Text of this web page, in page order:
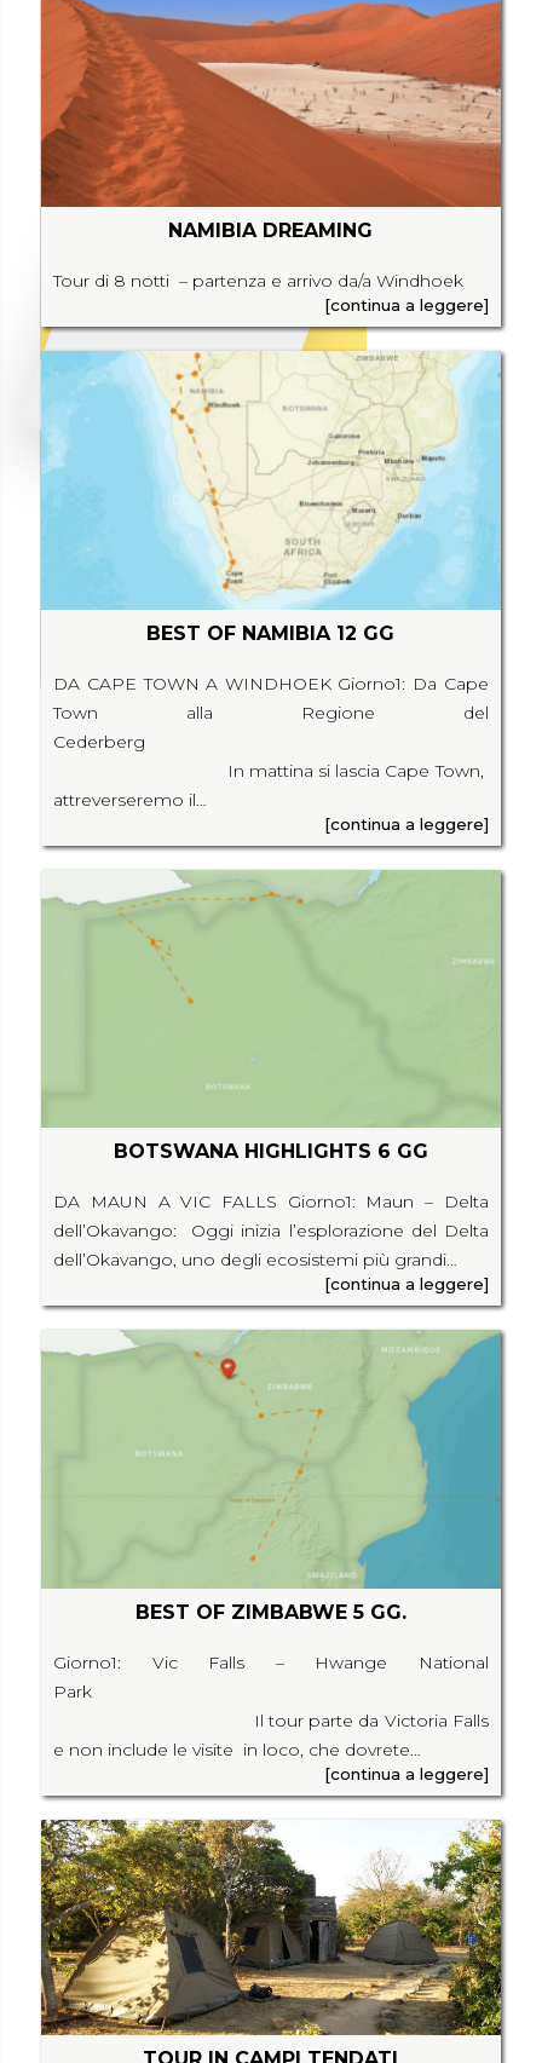
NAMIBIA DREAMING
Tour di 8 notti – partenza e arrivo da/a Windhoek
[continua a leggere]
BEST OF NAMIBIA 12 GG
DA CAPE TOWN A WINDHOEK Giorno1: Da Cape
Town alla Regione del
Cederberg
In mattina si lascia Cape Town,
attreverseremo il…
[continua a leggere]
BOTSWANA HIGHLIGHTS 6 GG
DA MAUN A VIC FALLS Giorno1: Maun – Delta
dell’Okavango: Oggi inizia l’esplorazione del Delta
dell’Okavango, uno degli ecosistemi più grandi…
[continua a leggere]
BEST OF ZIMBABWE 5 GG.
Giorno1: Vic Falls – Hwange National
Park
Il tour parte da Victoria Falls
e non include le visite in loco, che dovrete…
[continua a leggere]